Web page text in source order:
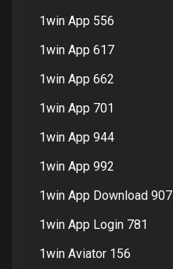
1win App 556
1win App 617
1win App 662
1win App 701
1win App 944
1win App 992
1win App Download 907
1win App Login 781
1win Aviator 156